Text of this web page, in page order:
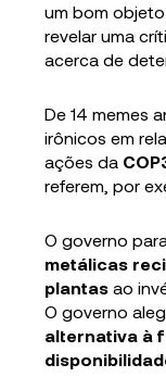
um bom
revelar uma
acerca de
De 14 memes
irônicos em
ações da
referem, por
O governo
metálicas
plantas ao
O governo
alternativa à